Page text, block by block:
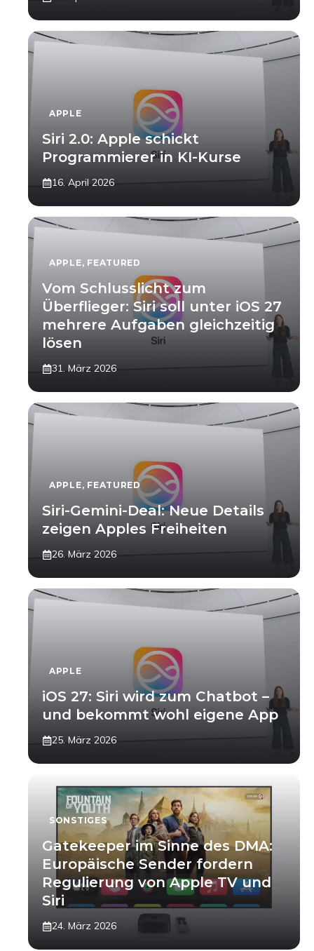
APPLE
Siri 2.0: Apple schickt
Programmierer in KI-Kurse
16. April 2026
APPLE, FEATURED
Vom Schlusslicht zum
Überflieger: Siri soll unter iOS 27
mehrere Aufgaben gleichzeitig
lösen
31. März 2026
APPLE, FEATURED
Siri-Gemini-Deal: Neue Details
zeigen Apples Freiheiten
26. März 2026
APPLE
iOS 27: Siri wird zum Chatbot –
und bekommt wohl eigene App
25. März 2026
SONSTIGES
Gatekeeper im Sinne des DMA:
Europäische Sender fordern
Regulierung von Apple TV und
Siri
24. März 2026